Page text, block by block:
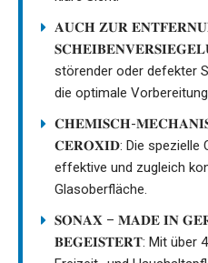
𝐀𝐔𝐂𝐇 𝐙𝐔𝐑
störender oder defekter
die optimale
𝐂𝐇𝐄𝐌𝐈𝐒𝐂𝐇-
𝐂𝐄𝐑𝐎𝐗𝐈𝐃: Die spezielle
effektive und zugleich
Glasoberfläche.
𝐒𝐎𝐍𝐀𝐗 – 𝐌𝐀𝐃𝐄 𝐈𝐍
𝐁𝐄𝐆𝐄𝐈𝐒𝐓𝐄𝐑𝐓: Mit über